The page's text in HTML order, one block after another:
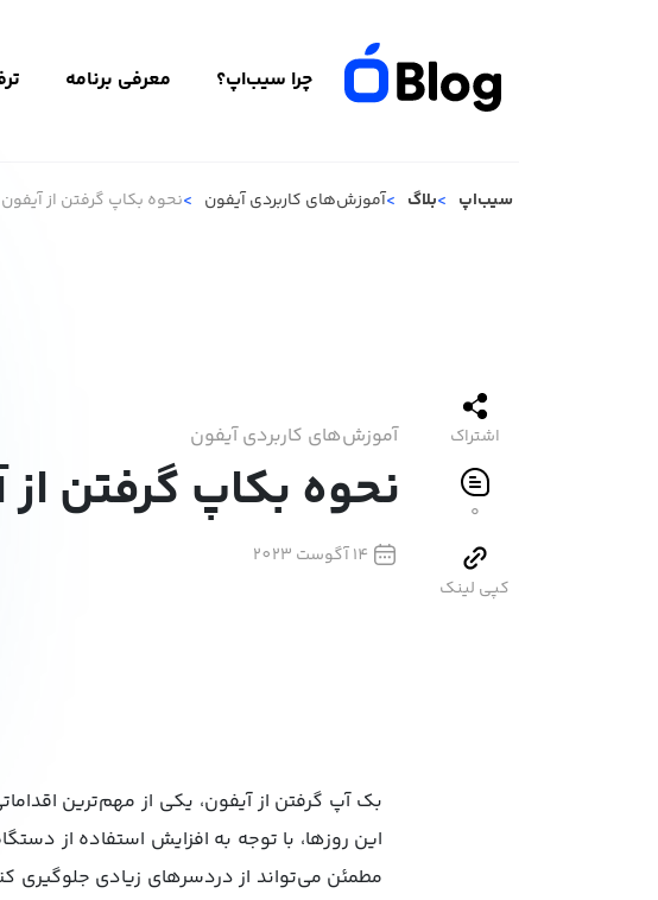
چرا سیب‌اپ؟ معرفی برنامه
سیب‌اپ بلاگ آموزش‌های کاربردی آیفون نحوه بکاپ گرفتن از آیفون
آموزش‌های کاربردی آیفون
نحوه بکاپ گرفتن از
14 آگوست 2023
اشتراک
۰
کپی لینک
بک آپ گرفتن از آیفون، یکی از مهم‌ترین
این روزها، با توجه به افزایش استفاده از
مطمئن می‌تواند از دردسرهای زیادی